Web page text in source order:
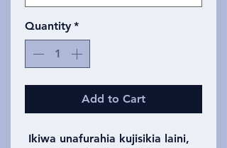
Quantity *
Add to Cart
Ikiwa unafurahia kujisikia laini,